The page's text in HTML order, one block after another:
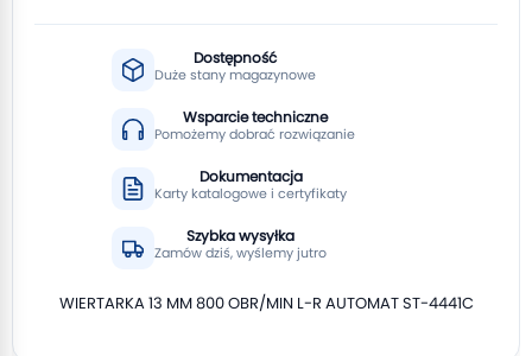
Dostępność
Duże stany magazynowe
Wsparcie techniczne
Pomożemy dobrać rozwiązanie
Dokumentacja
Karty katalogowe i certyfikaty
Szybka wysyłka
Zamów dziś, wyślemy jutro
WIERTARKA 13 MM 800 OBR/MIN L-R AUTOMAT ST-4441C